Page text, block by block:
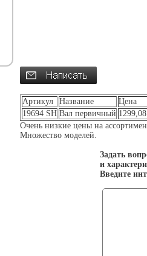
Артикул Название Цена
19694 SH Вал первичный
Очень низкие цены на
Множество моделей.
Задать
и
Введите